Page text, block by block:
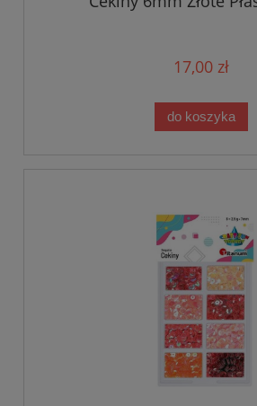
17,00 zł
do koszyka